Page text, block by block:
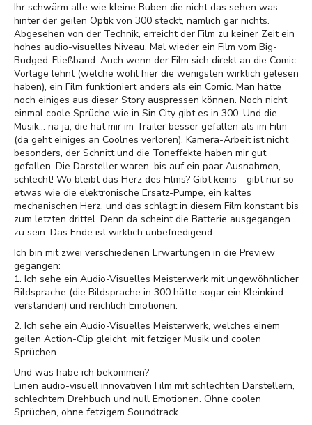
Ihr schwärm alle wie kleine Buben die nicht das sehen was
hinter der geilen Optik von 300 steckt, nämlich gar nichts.
Abgesehen von der Technik, erreicht der Film zu keiner Zeit ein
hohes audio-visuelles Niveau. Mal wieder ein Film vom Big-
Budged-Fließband. Auch wenn der Film sich direkt an die Comic-
Vorlage lehnt (welche wohl hier die wenigsten wirklich gelesen
haben), ein Film funktioniert anders als ein Comic. Man hätte
noch einiges aus dieser Story auspressen können. Noch nicht
einmal coole Sprüche wie in Sin City gibt es in 300. Und die
Musik... na ja, die hat mir im Trailer besser gefallen als im Film
(da geht einiges an Coolnes verloren). Kamera-Arbeit ist nicht
besonders, der Schnitt und die Toneffekte haben mir gut
gefallen. Die Darsteller waren, bis auf ein paar Ausnahmen,
schlecht! Wo bleibt das Herz des Films? Gibt keins - gibt nur so
etwas wie die elektronische Ersatz-Pumpe, ein kaltes
mechanischen Herz, und das schlägt in diesem Film konstant bis
zum letzten drittel. Denn da scheint die Batterie ausgegangen
zu sein. Das Ende ist wirklich unbefriedigend.
Ich bin mit zwei verschiedenen Erwartungen in die Preview
gegangen:
1. Ich sehe ein Audio-Visuelles Meisterwerk mit ungewöhnlicher
Bildsprache (die Bildsprache in 300 hätte sogar ein Kleinkind
verstanden) und reichlich Emotionen.
2. Ich sehe ein Audio-Visuelles Meisterwerk, welches einem
geilen Action-Clip gleicht, mit fetziger Musik und coolen
Sprüchen.
Und was habe ich bekommen?
Einen audio-visuell innovativen Film mit schlechten Darstellern,
schlechtem Drehbuch und null Emotionen. Ohne coolen
Sprüchen, ohne fetzigem Soundtrack.